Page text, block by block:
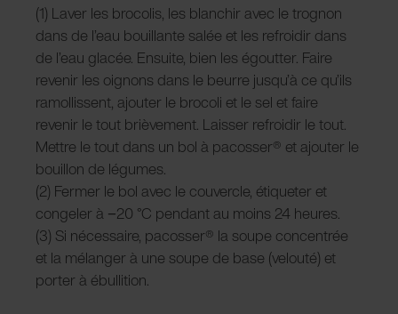
(1) Laver les brocolis, les blanchir avec le trognon
dans de l’eau bouillante salée et les refroidir dans
de l’eau glacée. Ensuite, bien les égoutter. Faire
revenir les oignons dans le beurre jusqu’à ce qu’ils
ramollissent, ajouter le brocoli et le sel et faire
revenir le tout brièvement. Laisser refroidir le tout.
Mettre le tout dans un bol à pacosser® et ajouter le
bouillon de légumes.
(2) Fermer le bol avec le couvercle, étiqueter et
congeler à −20 °C pendant au moins 24 heures.
(3) Si nécessaire, pacosser® la soupe concentrée
et la mélanger à une soupe de base (velouté) et
porter à ébullition.